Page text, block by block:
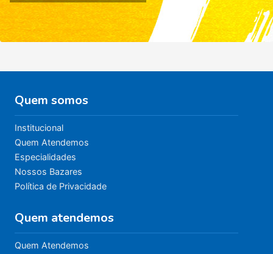
Quem somos
Institucional
Quem Atendemos
Especialidades
Nossos Bazares
Política de Privacidade
Quem atendemos
Quem Atendemos